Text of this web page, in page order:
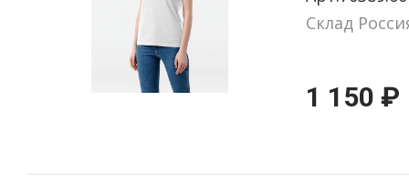
Склад
1 150 ₽